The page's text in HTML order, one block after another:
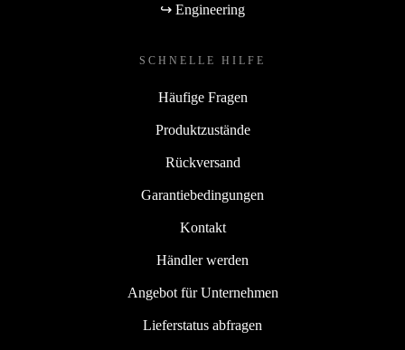
↪ Engineering
SCHNELLE HILFE
Häufige Fragen
Produktzustände
Rückversand
Garantiebedingungen
Kontakt
Händler werden
Angebot für Unternehmen
Lieferstatus abfragen